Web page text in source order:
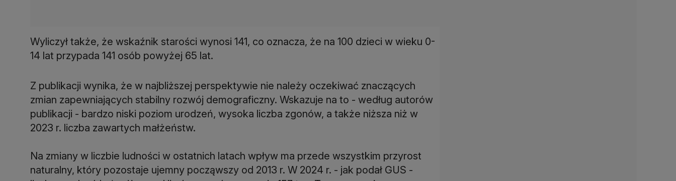
Wyliczył także, że wskaźnik starości wynosi 141, co oznacza, że na 100 dzieci w wieku 0-
14 lat przypada 141 osób powyżej 65 lat.
Z publikacji wynika, że w najbliższej perspektywie nie należy oczekiwać znaczących
zmian zapewniających stabilny rozwój demograficzny. Wskazuje na to - według autorów
publikacji - bardzo niski poziom urodzeń, wysoka liczba zgonów, a także niższa niż w
2023 r. liczba zawartych małżeństw.
Na zmiany w liczbie ludności w ostatnich latach wpływ ma przede wszystkim przyrost
naturalny, który pozostaje ujemny począwszy od 2013 r. W 2024 r. - jak podał GUS -